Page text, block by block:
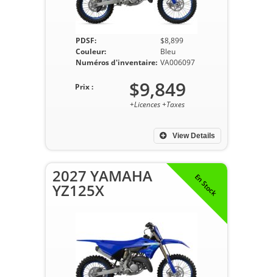
PDSF:
$8,899
Couleur:
Bleu
Numéros d'inventaire: VA006097
View Details
Prix : $9,849
+Licences +Taxes
En Stock
2027 YAMAHA
YZ125X